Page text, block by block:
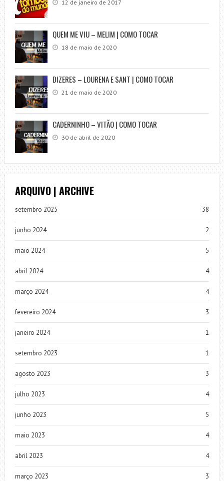
12 de janeiro de 2017
QUEM ME VIU – MELIM | COMO TOCAR
18 de maio de 2020
DIZERES – LOURENA E SANT | COMO TOCAR
21 de maio de 2020
CADERNINHO – VITÃO | COMO TOCAR
30 de abril de 2020
ARQUIVO | ARCHIVE
setembro 2025 38
junho 2024 2
maio 2024 5
abril 2024 4
março 2024 4
fevereiro 2024 3
janeiro 2024 1
setembro 2023 1
agosto 2023 3
julho 2023 4
junho 2023 5
maio 2023 4
abril 2023 4
março 2023 3